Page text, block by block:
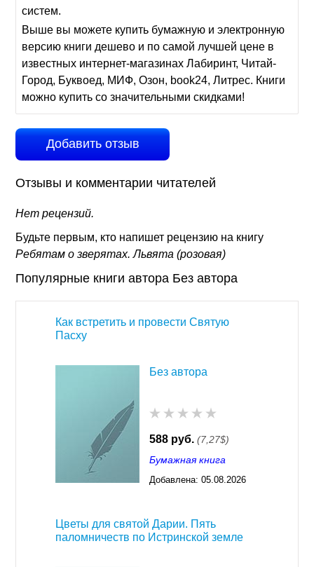
систем.
Выше вы можете купить бумажную и электронную
версию книги дешево и по самой лучшей цене в
известных интернет-магазинах Лабиринт, Читай-
Город, Буквоед, МИФ, Озон, book24, Литрес. Книги
можно купить со значительными скидками!
Добавить отзыв
Отзывы и комментарии читателей
Нет рецензий.
Будьте первым, кто напишет рецензию на книгу
Ребятам о зверятах. Львята (розовая)
Популярные книги автора Без автора
Как встретить и провести Святую
Пасху
Без автора
588 руб. (7,27$)
Бумажная книга
Добавлена: 05.08.2026
Цветы для святой Дарии. Пять
паломничеств по Истринской земле